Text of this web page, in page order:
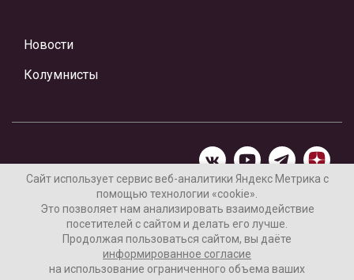
Новости
Колумнисты
Материалы предоставлены редакцией Интернет-газеты
«Ваши новости»
Нашли ошибку? Выделите ее и нажмите Ctrl+Enter
Сайт использует сервис веб-аналитики Яндекс Метрика с
помощью технологии «cookie».
Это позволяет нам анализировать взаимодействие
посетителей с сайтом и делать его лучше.
Продолжая пользоваться сайтом, вы даёте
информированное согласие
на использование ограниченного объема ваших